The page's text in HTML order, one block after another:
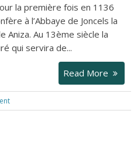
la première fois en 1136
à l’Abbaye de Joncels la
Aniza. Au 13ème siècle la
qui servira de...
Read More